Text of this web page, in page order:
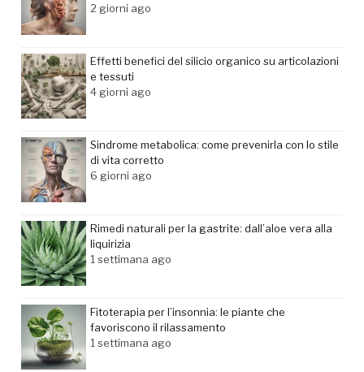
2 giorni ago
Effetti benefici del silicio organico su articolazioni
e tessuti
4 giorni ago
Sindrome metabolica: come prevenirla con lo stile
di vita corretto
6 giorni ago
Rimedi naturali per la gastrite: dall’aloe vera alla
liquirizia
1 settimana ago
Fitoterapia per l’insonnia: le piante che
favoriscono il rilassamento
1 settimana ago